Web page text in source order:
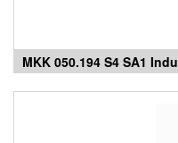
MKK 050.194 S4 SA1